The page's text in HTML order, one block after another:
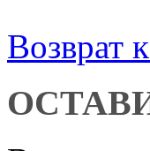
Возврат